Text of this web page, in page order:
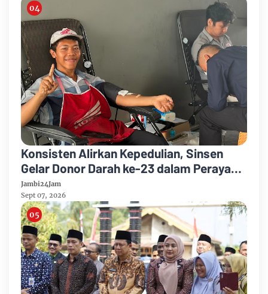
Konsisten Alirkan Kepedulian, Sinsen
Gelar Donor Darah ke-23 dalam Perayaan
Anniversary Sinsen
Jambi24Jam
Sept 07, 2026